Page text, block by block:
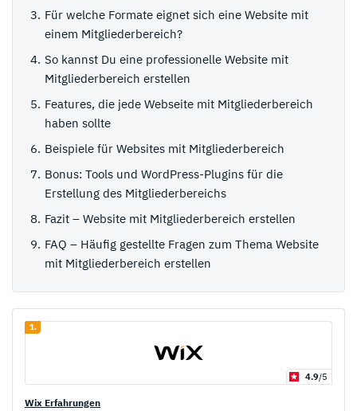
Für welche Formate eignet sich eine Website mit
einem Mitgliederbereich?
So kannst Du eine professionelle Website mit
Mitgliederbereich erstellen
Features, die jede Webseite mit Mitgliederbereich
haben sollte
Beispiele für Websites mit Mitgliederbereich
Bonus: Tools und WordPress-Plugins für die
Erstellung des Mitgliederbereichs
Fazit – Website mit Mitgliederbereich erstellen
FAQ – Häufig gestellte Fragen zum Thema Website
mit Mitgliederbereich erstellen
1.
4.9/5
Wix Erfahrungen